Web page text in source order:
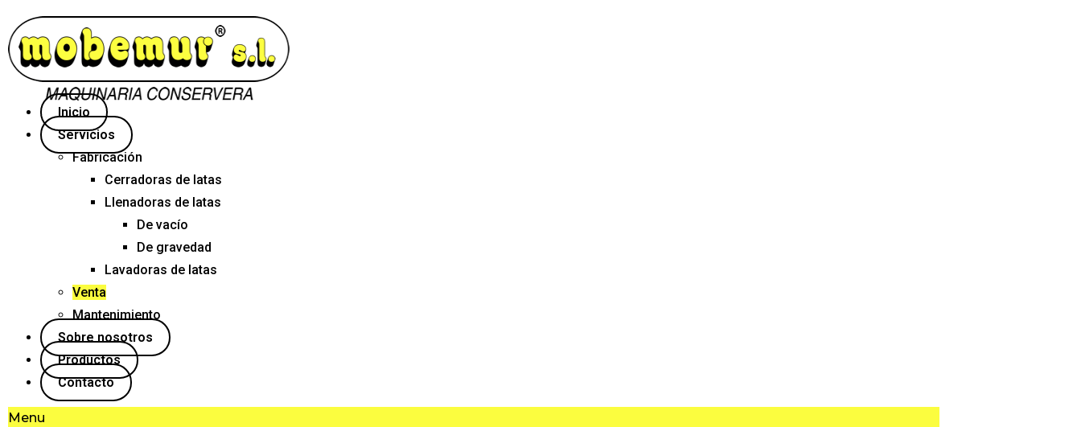
Inicio
Servicios
Fabricación
Cerradoras de latas
Llenadoras de latas
De vacío
De gravedad
Lavadoras de latas
Venta
Mantenimiento
Sobre nosotros
Productos
Contacto
Menu